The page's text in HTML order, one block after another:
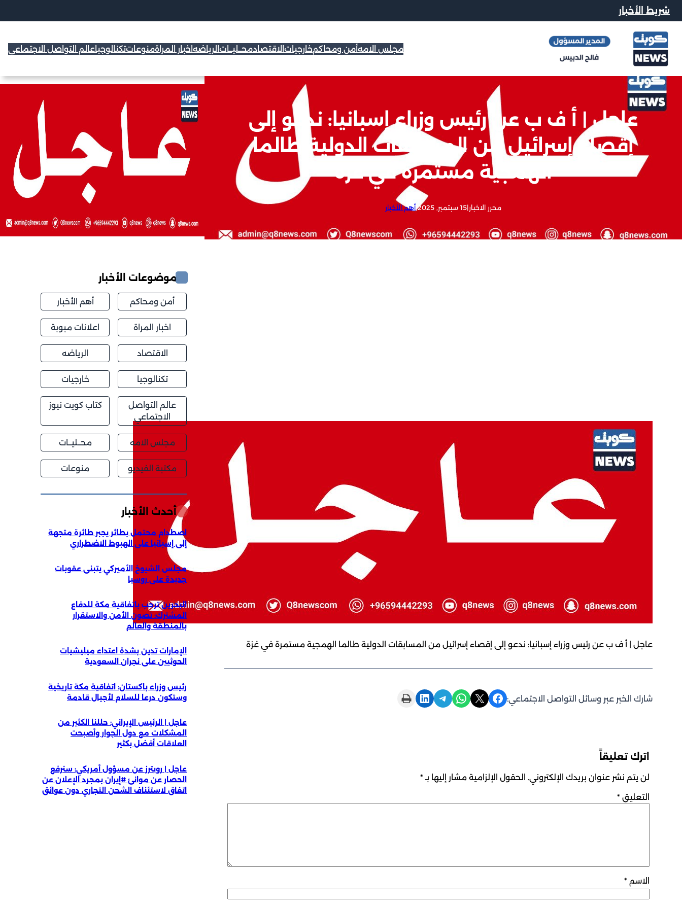
شريط الأخبار
مجلس الامهأمن ومحاكمخارجيات الاقتصادمحــليــات الرياضه اخبار المراةمنوعاتتكنالوجياعالم التواصل الاجتماعي
عاجل | أ ف ب عن رئيس وزراء إسبانيا: ندعو إلى
إقصاء إسرائيل من المسابقات الدولية طالما
الهمجية مستمرة في غزة
محرر الاخبار|15 سبتمبر, 2025 |أهم الأخبار
عاجل | أ ف ب عن رئيس وزراء إسبانيا: ندعو إلى إقصاء إسرائيل من المسابقات الدولية طالما الهمجية مستمرة في غزة
شارك الخبر عبر وسائل التواصل الاجتماعي: Share on Facebook
Share on X
Share on WhatsApp
Share on Telegram
Share on LinkedIn
Print this Page
اترك تعليقاً
لن يتم نشر عنوان بريدك الإلكتروني. الحقول الإلزامية مشار إليها بـ *
التعليق *
الاسم *
موضوعات الأخبار
أمن ومحاكم أهم الأخبار
اخبار المراة اعلانات مبوبة
الاقتصاد الرياضه
تكنالوجيا خارجيات
عالم التواصل
الاجتماعي
كتاب كويت نيوز
مجلس الامه محــليــات
مكتبة الفيديو منوعات
أحدث الأخبار
اصطدام محتمل بطائر يجبر طائرة متجهة
إلى إسبانيا على الهبوط الاضطراري
مجلس الشيوخ الأميركي يتبنى عقوبات
جديدة على روسيا
البحرين ترحب باتفاقية مكة للدفاع
المشترك: تصون الأمن والاستقرار
بالمنطقة والعالم
الإمارات تدين بشدة اعتداء ميليشيات
الحوثيين على نجران السعودية
رئيس وزراء باكستان: اتفاقية مكة تاريخية
وستكون درعا للسلام لأجيال قادمة
عاجل | الرئيس الإيراني: حللنا الكثير من
المشكلات مع دول الجوار وأصبحت
العلاقات أفضل بكثير
عاجل | رويترز عن مسؤول أمريكي: سنرفع
الحصار عن موانئ #إيران بمجرد الإعلان عن
اتفاق لاستئناف الشحن التجاري دون عوائق